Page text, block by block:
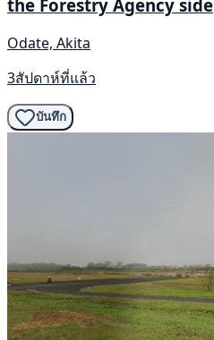
the Forestry Agency side
Odate, Akita
3สัปดาห์ที่แล้ว
บันทึก